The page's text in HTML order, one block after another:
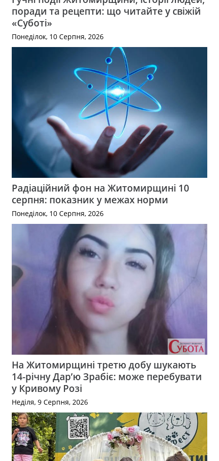
поради та рецепти: що читайте у свіжій
«Суботі»
Понеділок, 10 Серпня, 2026
Радіаційний фон на Житомирщині 10
серпня: показник у межах норми
Понеділок, 10 Серпня, 2026
На Житомирщині третю добу шукають
14-річну Дар’ю Зрабіє: може перебувати
у Кривому Розі
Неділя, 9 Серпня, 2026